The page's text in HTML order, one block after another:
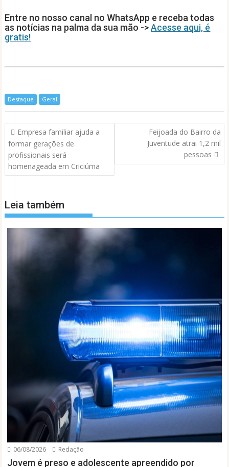
A
p
p
o
o
dI
n
Entre no nosso canal no WhatsApp e receba todas
as notícias na palma da sua mão ->Acesse aqui, é
gratis!
Destaque Geral
Navegação
de
Post
Empresa familiar ajuda a
formar gerações de
profissionais será
homenageada em Criciúma
Feijoada do Bairro da
Juventude atrai 1,2 mil
pessoas
Leia também
06/08/2026 Redação
Jovem é preso e adolescente apreendido por